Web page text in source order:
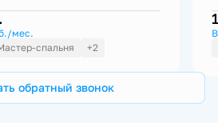
мес.
спальня +2
обратный звонок